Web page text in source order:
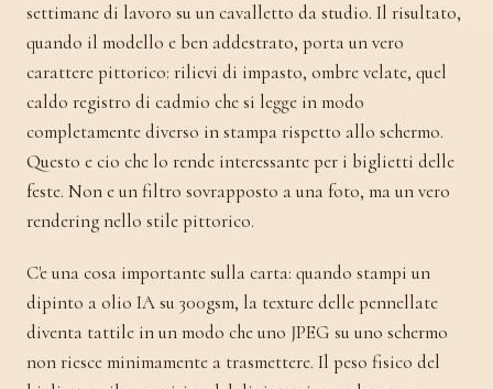
settimane di lavoro su un cavalletto da studio. Il risultato,
quando il modello e ben addestrato, porta un vero
carattere pittorico: rilievi di impasto, ombre velate, quel
caldo registro di cadmio che si legge in modo
completamente diverso in stampa rispetto allo schermo.
Questo e cio che lo rende interessante per i biglietti delle
feste. Non e un filtro sovrapposto a una foto, ma un vero
rendering nello stile pittorico.
C'e una cosa importante sulla carta: quando stampi un
dipinto a olio IA su 300gsm, la texture delle pennellate
diventa tattile in un modo che uno JPEG su uno schermo
non riesce minimamente a trasmettere. Il peso fisico del